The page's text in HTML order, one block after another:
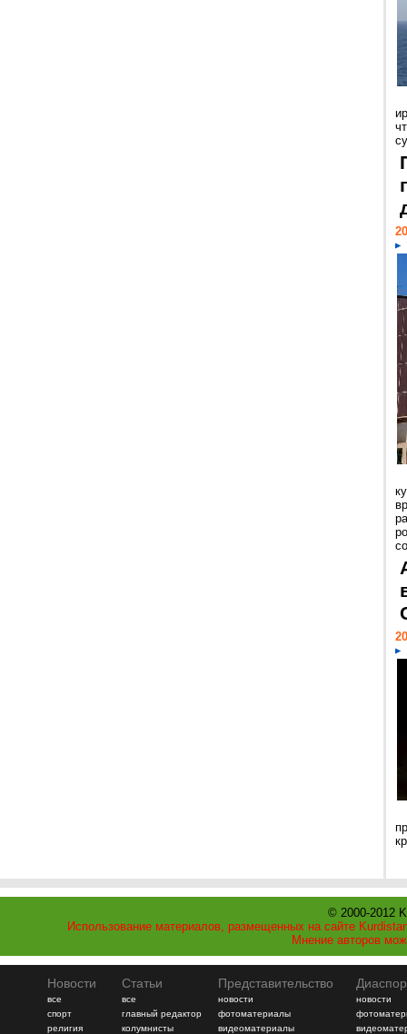
© 2000-2012
Использование материалов, размещенных на сайте
Мнение авторов
Новости
все
спорт
религия
Статьи
все
главный редактор
колумнисты
Представительство
новости
фотоматериалы
видеоматериалы
новости